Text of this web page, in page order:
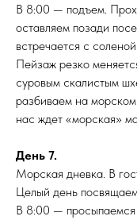
В 8:00 — подъем.
оставляем позади
встречается с
Пейзаж резко
суровым скалистым
разбиваем на
нас ждет «морская»
День 7.
Морская дневка. В
Целый день
В 8:00 — просыпаемся